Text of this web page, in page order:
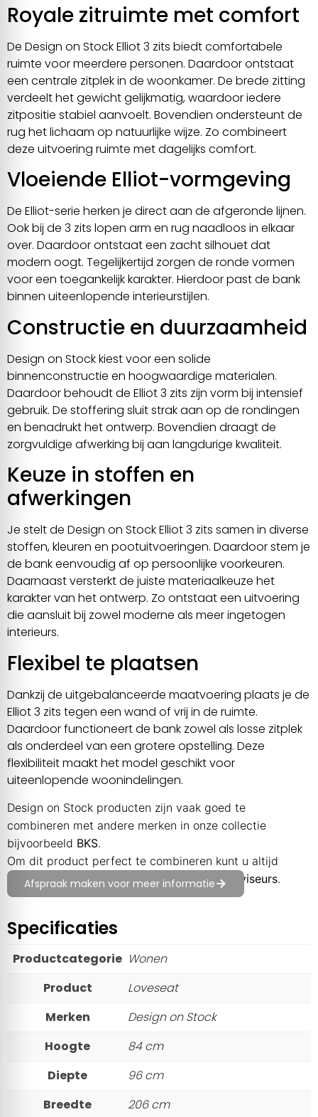
Royale zitruimte met comfort
De Design on Stock Elliot 3 zits biedt comfortabele
ruimte voor meerdere personen. Daardoor ontstaat
een centrale zitplek in de woonkamer. De brede zitting
verdeelt het gewicht gelijkmatig, waardoor iedere
zitpositie stabiel aanvoelt. Bovendien ondersteunt de
rug het lichaam op natuurlijke wijze. Zo combineert
deze uitvoering ruimte met dagelijks comfort.
Vloeiende Elliot-vormgeving
De Elliot-serie herken je direct aan de afgeronde lijnen.
Ook bij de 3 zits lopen arm en rug naadloos in elkaar
over. Daardoor ontstaat een zacht silhouet dat
modern oogt. Tegelijkertijd zorgen de ronde vormen
voor een toegankelijk karakter. Hierdoor past de bank
binnen uiteenlopende interieurstijlen.
Constructie en duurzaamheid
Design on Stock kiest voor een solide
binnenconstructie en hoogwaardige materialen.
Daardoor behoudt de Elliot 3 zits zijn vorm bij intensief
gebruik. De stoffering sluit strak aan op de rondingen
en benadrukt het ontwerp. Bovendien draagt de
zorgvuldige afwerking bij aan langdurige kwaliteit.
Keuze in stoffen en
afwerkingen
Je stelt de Design on Stock Elliot 3 zits samen in diverse
stoffen, kleuren en pootuitvoeringen. Daardoor stem je
de bank eenvoudig af op persoonlijke voorkeuren.
Daarnaast versterkt de juiste materiaalkeuze het
karakter van het ontwerp. Zo ontstaat een uitvoering
die aansluit bij zowel moderne als meer ingetogen
interieurs.
Flexibel te plaatsen
Dankzij de uitgebalanceerde maatvoering plaats je de
Elliot 3 zits tegen een wand of vrij in de ruimte.
Daardoor functioneert de bank zowel als losse zitplek
als onderdeel van een grotere opstelling. Deze
flexibiliteit maakt het model geschikt voor
uiteenlopende woonindelingen.
Design on Stock producten zijn vaak goed te
combineren met andere merken in onze collectie
bijvoorbeeld BKS.
Om dit product perfect te combineren kunt u altijd
advies vragen aan één van onzeInterieuradviseurs.
Afspraak maken voor meer informatie
Specificaties
Productcategorie Wonen
Product
Loveseat
Merken
Design on Stock
Hoogte
84 cm
Diepte
96 cm
Breedte
206 cm